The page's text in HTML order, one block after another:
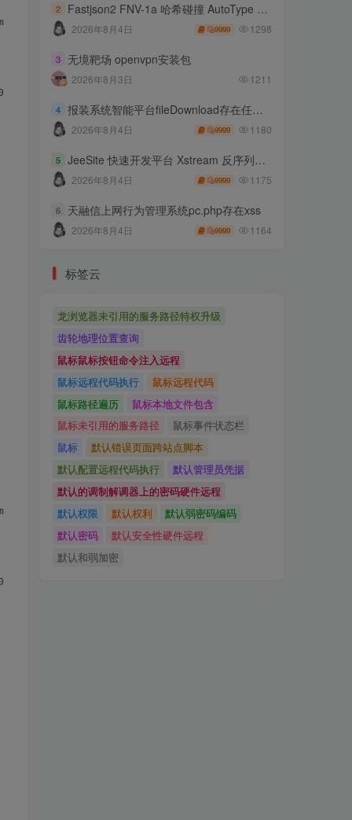
80.0.3987.106 Safari/537.36
80.0.3987.106 Safari/537.36
2 Fastjson2 FNV-1a 哈希碰撞 AutoType 绕过远程代码执行
2026年8月4日 9999 1298
3 无境靶场 openvpn安装包
2026年8月3日 1211
4 报装系统智能平台fileDownload存在任意文件读取
2026年8月4日 9999 1180
5 JeeSite 快速开发平台 Xstream 反序列化RCE
2026年8月4日 9999 1175
6 天融信上网行为管理系统pc.php存在xss
2026年8月4日 9999 1164
标签云
龙浏览器未引用的服务路径特权升级
齿轮地理位置查询
鼠标鼠标按钮命令注入远程
鼠标远程代码执行
鼠标远程代码
鼠标路径遍历
鼠标本地文件包含
鼠标未引用的服务路径
鼠标事件状态栏
鼠标
默认错误页面跨站点脚本
默认配置远程代码执行
默认管理员凭据
默认的调制解调器上的密码硬件远程
默认权限
默认权利
默认弱密码编码
默认密码
默认安全性硬件远程
默认和弱加密